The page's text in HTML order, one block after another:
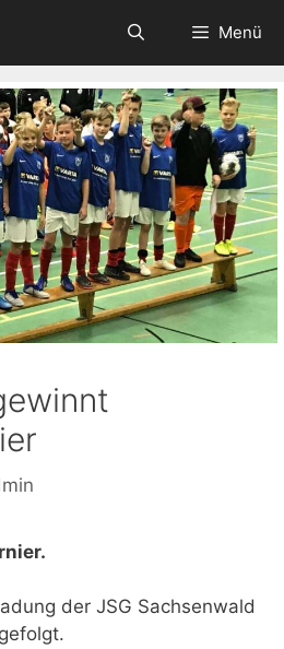
Menü
der JSG Sachsenwald